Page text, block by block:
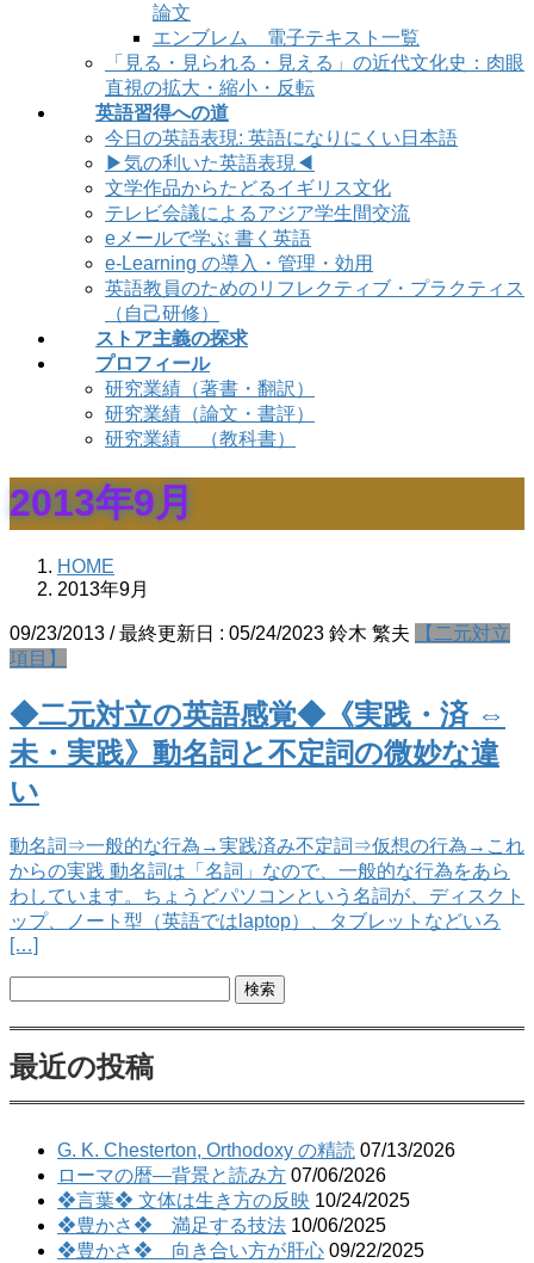
論文
エンブレム 電子テキスト一覧
「見る・見られる・見える」の近代文化史：肉眼
直視の拡大・縮小・反転
英語習得への道
今日の英語表現: 英語になりにくい日本語
▶気の利いた英語表現◀
文学作品からたどるイギリス文化
テレビ会議によるアジア学生間交流
eメールで学ぶ 書く英語
e-Learning の導入・管理・効用
英語教員のためのリフレクティブ・プラクティス
（自己研修）
ストア主義の探求
プロフィール
研究業績（著書・翻訳）
研究業績（論文・書評）
研究業績 （教科書）
2013年9月
HOME
2013年9月
09/23/2013 / 最終更新日 : 05/24/2023 鈴木 繁夫
【二元対立
項目】
◆二元対立の英語感覚◆《実践・済 ⇔
未・実践》動名詞と不定詞の微妙な違
い
動名詞⇒一般的な行為→実践済み不定詞⇒仮想の行為→これ
からの実践 動名詞は「名詞」なので、一般的な行為をあら
わしています。ちょうどパソコンという名詞が、ディスクト
ップ、ノート型（英語ではlaptop）、タブレットなどいろ
[…]
最近の投稿
G. K. Chesterton, Orthodoxy の精読 07/13/2026
ローマの暦―背景と読み方 07/06/2026
❖言葉❖ 文体は生き方の反映 10/24/2025
❖豊かさ❖ 満足する技法 10/06/2025
❖豊かさ❖ 向き合い方が肝心 09/22/2025